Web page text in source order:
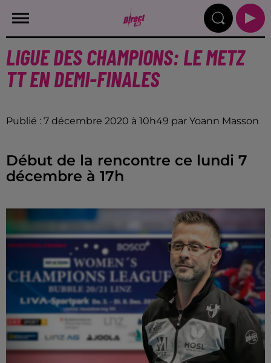
LIGUE DES CHAMPIONS: LE METZ
TT EN DEMI-FINALES
Publié : 7 décembre 2020 à 10h49 par Yoann Masson
Début de la rencontre ce lundi 7
décembre à 17h